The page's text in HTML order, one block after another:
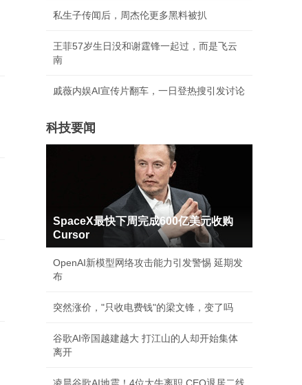
私生子传闻后，周杰伦更多黑料被扒
王菲57岁生日没和谢霆锋一起过，而是飞云
南
戚薇内娱AI宣传片翻车，一日登热搜引发讨论
科技要闻
SpaceX最快下周完成600亿美元收购
Cursor
OpenAI新模型网络攻击能力引发警惕 延期发
布
突然涨价，"只收电费钱"的梁文锋，变了吗
谷歌AI帝国越建越大 打江山的人却开始集体
离开